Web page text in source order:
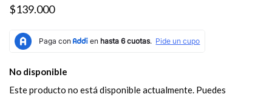
$139.000
No disponible
Este producto no está disponible actualmente. Puedes